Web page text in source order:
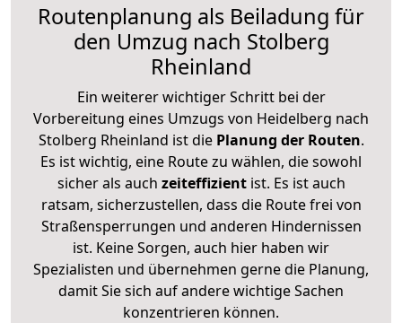
Routenplanung als Beiladung für
den Umzug nach Stolberg
Rheinland
Ein weiterer wichtiger Schritt bei der
Vorbereitung eines Umzugs von Heidelberg nach
Stolberg Rheinland ist diePlanung der Routen.
Es ist wichtig, eine Route zu wählen, die sowohl
sicher als auch zeiteffizientist. Es ist auch
ratsam, sicherzustellen, dass die Route frei von
Straßensperrungen und anderen Hindernissen
ist. Keine Sorgen, auch hier haben wir
Spezialisten und übernehmen gerne die Planung,
damit Sie sich auf andere wichtige Sachen
konzentrieren können.